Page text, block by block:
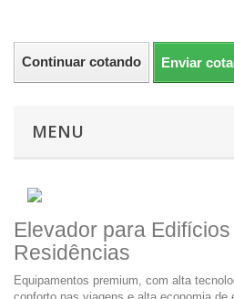
Continuar cotando Enviar
MENU
Elevador para
Residências
Equipamentos premium, com alta
conforto nas viagens e alta economia de